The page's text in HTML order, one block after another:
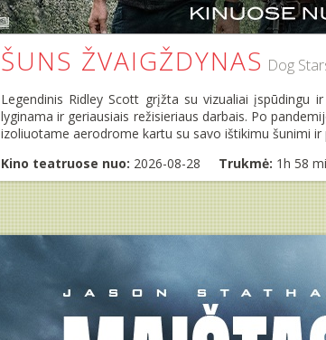
ŠUNS ŽVAIGŽDYNAS Dog
Legendinis Ridley Scott grįžta su vizualiai įspūdingu
lyginama ir geriausiais režisieriaus darbais. Po
izoliuotame aerodrome kartu su savo ištikimu šunimi ir
Kino teatruose nuo: 2026-08-28 Trukmė: 1h 58